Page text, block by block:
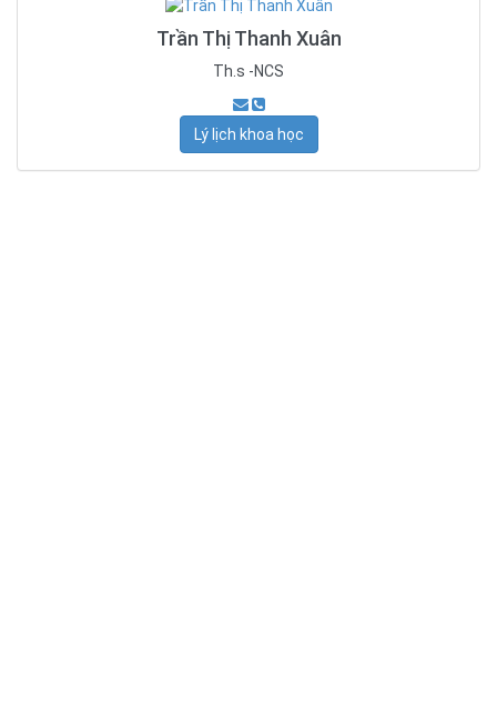
Trần Thị Thanh Xuân
Th.s -NCS
Lý lịch khoa học